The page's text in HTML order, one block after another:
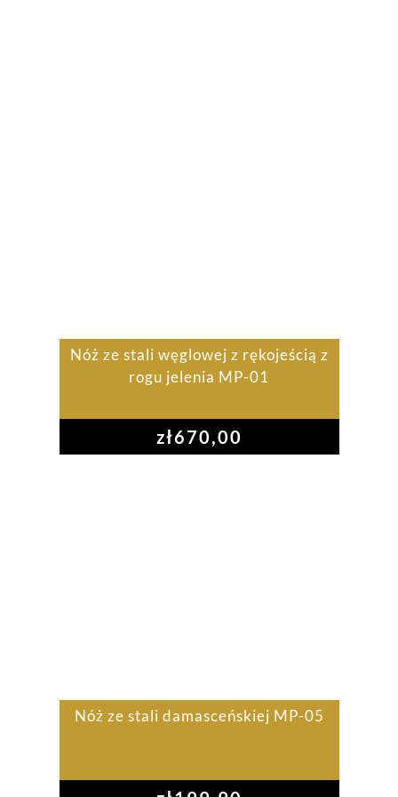
Nóż ze stali węglowej z rękojeścią z
rogu jelenia MP-01
zł670,00
Nóż ze stali damasceńskiej MP-05